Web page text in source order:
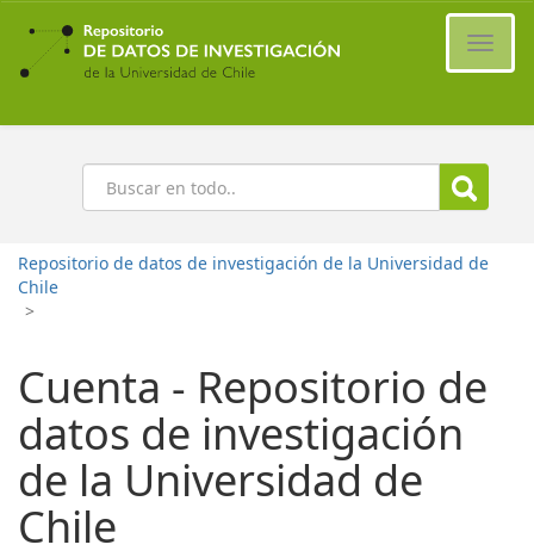
Ir
contenido
principal
Buscar
Repositorio de datos de investigación de la Universidad de
Chile
>
Cuenta - Repositorio de
datos de investigación
de la Universidad de
Chile